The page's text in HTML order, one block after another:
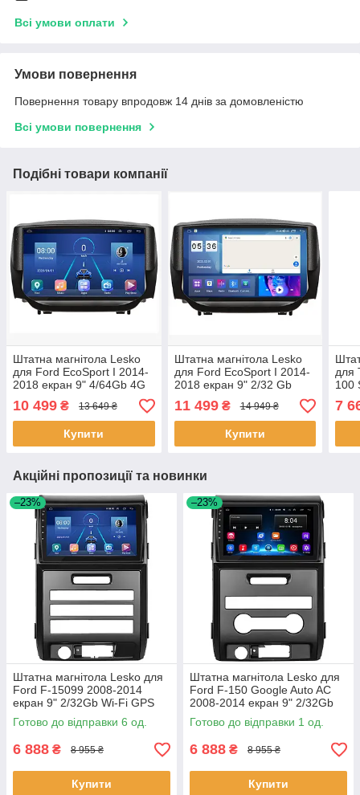
Всі умови оплати
Умови повернення
Повернення товару впродовж 14 днів за домовленістю
Всі умови повернення
Подібні товари компанії
Штатна магнітола Lesko
для Ford EcoSport I 2014-
2018 екран 9" 4/64Gb 4G
Wi-Fi GPS Top 10шт
10 499 ₴ 13 649 ₴
Купити
Штатна магнітола Lesko
для Ford EcoSport I 2014-
2018 екран 9" 2/32 Gb
CarPlay 4G Wi-Fi GPS
Prime 10 шт.
11 499₴ 14 949 ₴
Купити
для
100
7
Акційні пропозиції та новинки
–23%
Штатна магнітола Lesko для
Ford F-15099 2008-2014
екран 9" 2/32Gb Wi-Fi GPS
Base 6 шт.
Готово до відправки 6 од.
6 888 ₴ 8 955 ₴
Купити
–23%
Штатна магнітола Lesko для
Ford F-150 Google Auto AC
2008-2014 екран 9" 2/32Gb
Wi-Fi GPS Base 1 шт.
Готово до відправки 1 од.
6 888 ₴ 8 955 ₴
Купити